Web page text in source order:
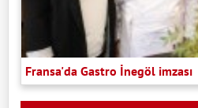
Fransa'da Gastro İnegöl imzası